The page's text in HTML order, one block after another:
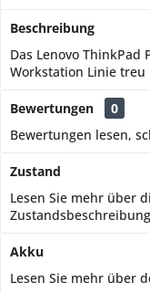
Beschreibung
Das Lenovo
Workstation Linie
Bewertungen
0
Bewertungen lesen,
Zustand
Lesen Sie mehr über
Akku
Lesen Sie mehr über